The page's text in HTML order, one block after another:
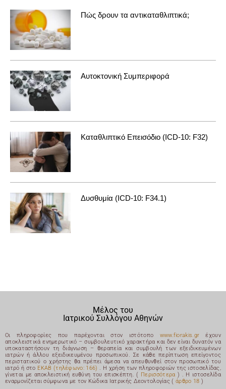
Πώς δρουν τα αντικαταθλιπτικά;
Αυτοκτονική Συμπεριφορά
Καταθλιπτικό Επεισόδιο (ICD-10: F32)
Δυσθυμία (ICD-10: F34.1)
Μέλος του
Ιατρικού Συλλόγου Αθηνών
Οι πληροφορίες που παρέχονται στον ιστότοπο www.fiorakis.gr έχουν
αποκλειστικά ενημερωτικό – συμβουλευτικό χαρακτήρα και δεν είναι δυνατόν να
υποκαταστήσουν τη διάγνωση – θεραπεία και συμβουλή των εξειδικευμένων
ιατρών ή άλλου εξειδικευμένου προσωπικού. Σε κάθε περίπτωση επείγοντος
περιστατικού ο χρήστης θα πρέπει άμεσα να απευθυνθεί στον προσωπικό του
ιατρό ή στο ΕΚΑΒ (τηλέφωνο: 166) . Η χρήση των πληροφοριών της ιστοσελίδας,
γίνεται με αποκλειστική ευθύνη του επισκέπτη. ( Περισσότερα ) . Η ιστοσελίδα
εναρμονίζεται σύμφωνα με τον Κώδικα Ιατρικής Δεοντολογίας (άρθρο 18 )